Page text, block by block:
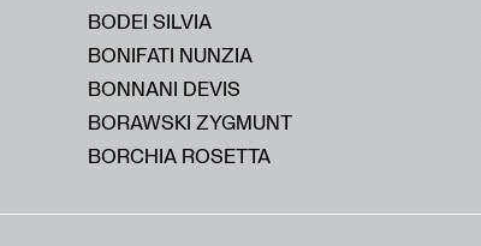
BODEI SILVIA
BONIFATI NUNZIA
BONNANI DEVIS
BORAWSKI ZYGMUNT
BORCHIA ROSETTA